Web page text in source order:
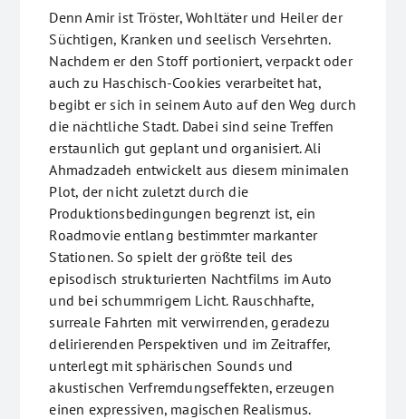
Denn Amir ist Tröster, Wohltäter und Heiler der
Süchtigen, Kranken und seelisch Versehrten.
Nachdem er den Stoff portioniert, verpackt oder
auch zu Haschisch-Cookies verarbeitet hat,
begibt er sich in seinem Auto auf den Weg durch
die nächtliche Stadt. Dabei sind seine Treffen
erstaunlich gut geplant und organisiert. Ali
Ahmadzadeh entwickelt aus diesem minimalen
Plot, der nicht zuletzt durch die
Produktionsbedingungen begrenzt ist, ein
Roadmovie entlang bestimmter markanter
Stationen. So spielt der größte teil des
episodisch strukturierten Nachtfilms im Auto
und bei schummrigem Licht. Rauschhafte,
surreale Fahrten mit verwirrenden, geradezu
delirierenden Perspektiven und im Zeitraffer,
unterlegt mit sphärischen Sounds und
akustischen Verfremdungseffekten, erzeugen
einen expressiven, magischen Realismus.